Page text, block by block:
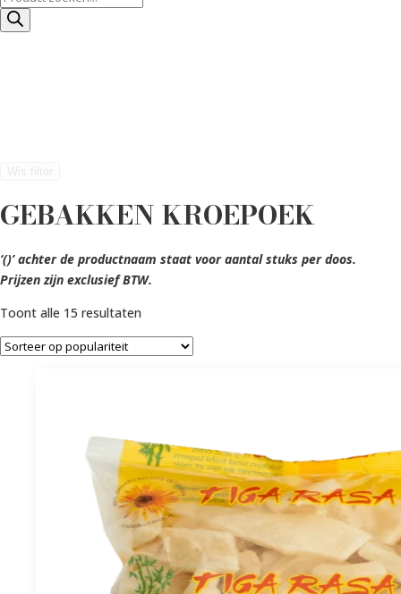
zoeken
GEBAKKEN KROEPOEK
‘()’ achter de productnaam staat voor aantal stuks per doos.
Prijzen zijn exclusief BTW.
Toont alle 15 resultaten
op
populariteit